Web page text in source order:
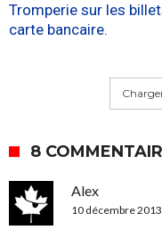
Tromperie sur les
carte bancaire.
8
Alex
10 décembre